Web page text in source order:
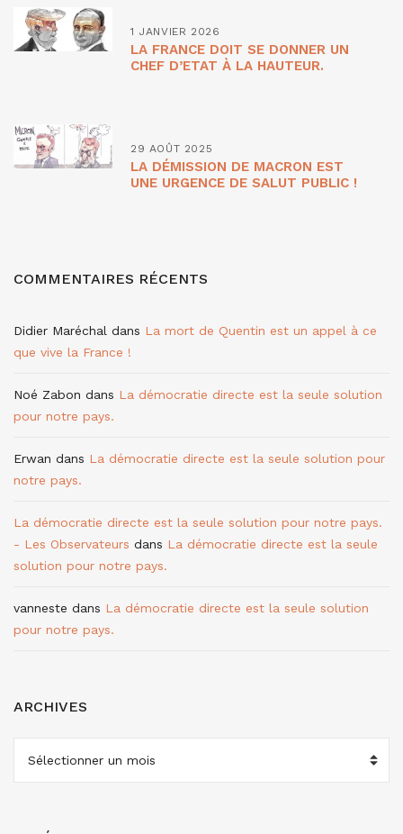
1 JANVIER 2026
LA FRANCE DOIT SE DONNER UN
CHEF D’ETAT À LA HAUTEUR.
29 AOÛT 2025
LA DÉMISSION DE MACRON EST
UNE URGENCE DE SALUT PUBLIC !
COMMENTAIRES RÉCENTS
Didier Maréchal dans La mort de Quentin est un appel à ce
que vive la France !
Noé Zabon dans La démocratie directe est la seule solution
pour notre pays.
Erwan dans La démocratie directe est la seule solution pour
notre pays.
La démocratie directe est la seule solution pour notre pays.
- Les Observateurs dans La démocratie directe est la seule
solution pour notre pays.
vanneste dans La démocratie directe est la seule solution
pour notre pays.
ARCHIVES
ARCHIVES